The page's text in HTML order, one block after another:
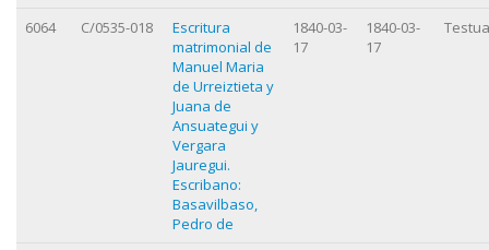
6064 C/0535-018
Escritura
matrimonial de
Manuel Maria
de Urreiztieta y
Juana de
Ansuategui y
Vergara
Jauregui.
Escribano:
Basavilbaso,
Pedro de
1840-03-
17
1840-03-
17